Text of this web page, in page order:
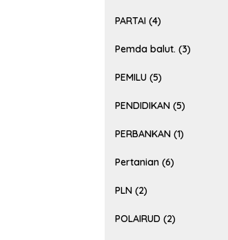
PARTAI (4)
Pemda balut. (3)
PEMILU (5)
PENDIDIKAN (5)
PERBANKAN (1)
Pertanian (6)
PLN (2)
POLAIRUD (2)